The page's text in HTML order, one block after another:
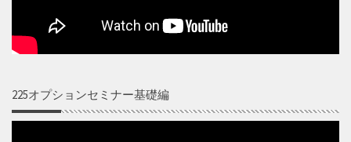
225オプションセミナー基礎編